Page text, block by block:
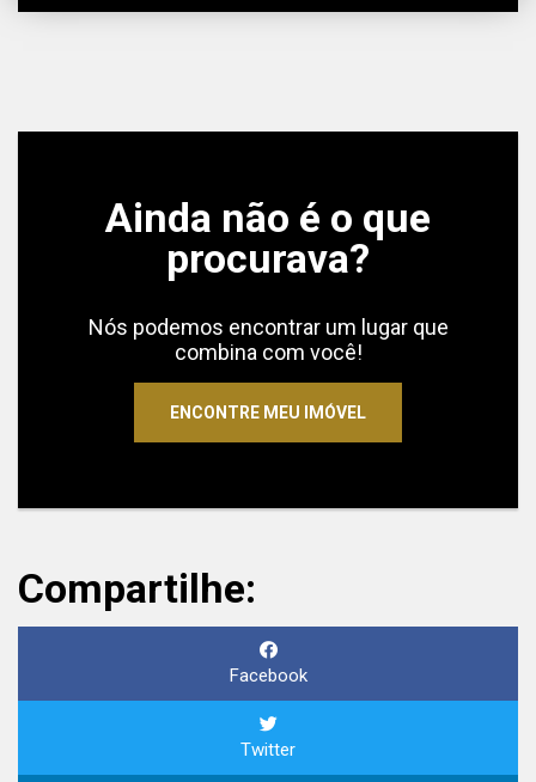
Ainda não é o que
procurava?
Nós podemos encontrar um lugar que
combina com você!
ENCONTRE MEU IMÓVEL
Compartilhe:
Facebook
Twitter